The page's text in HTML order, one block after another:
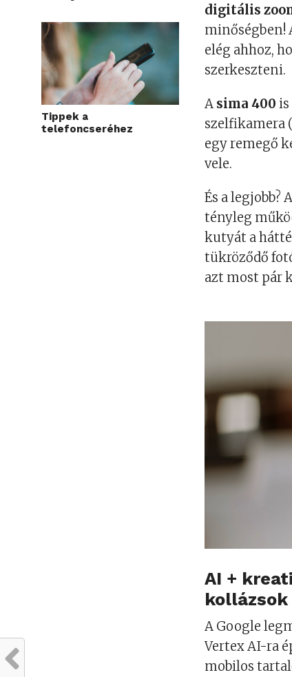
Tippek a
telefoncseréhez
digitális
minőségben!
elég ahhoz,
szerkeszteni.
A sima 400 is
szelfikamera
egy remegő
vele.
És a legjobb?
tényleg
kutyát a
tükröződő
azt most pár
AI +
kollázsok
A Google
Vertex AI-ra
mobilos